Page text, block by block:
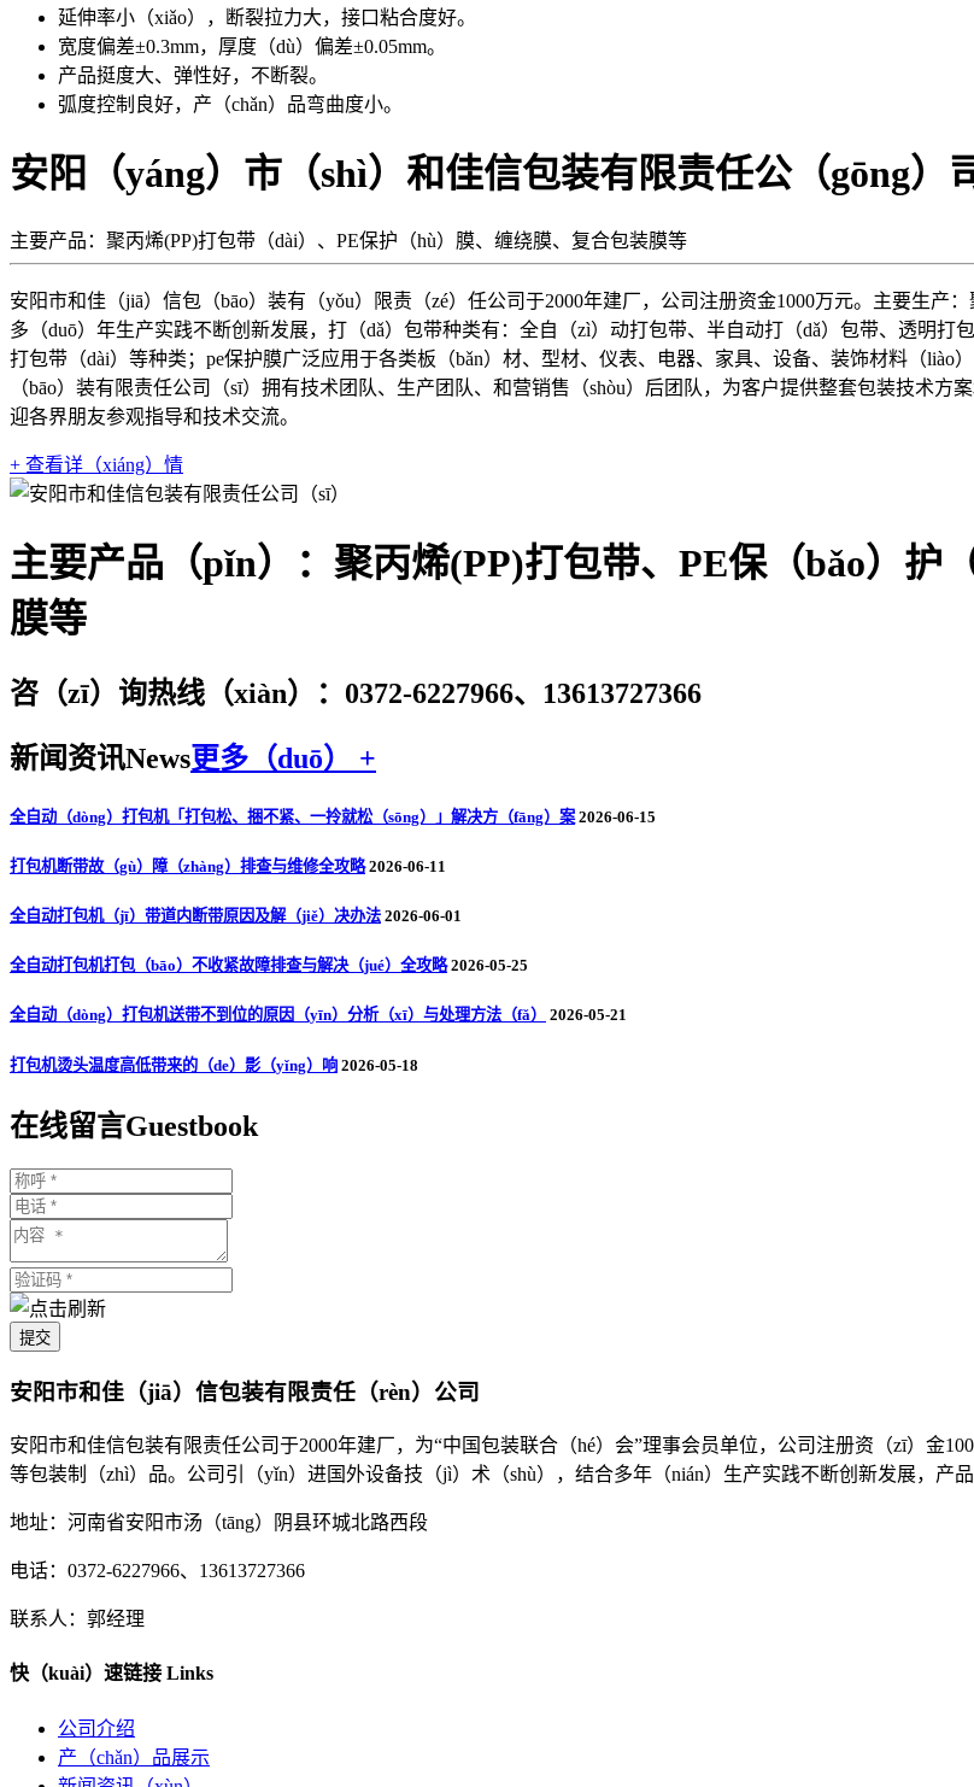
延伸率小（xiǎo），断裂拉力大，接口粘合度好。
宽度偏差±0.3mm，厚度（dù）偏差±0.05mm。
产品挺度大、弹性好，不断裂。
弧度控制良好，产（chǎn）品弯曲度小。
安阳（yáng）市（shì）和佳信包装有限责任公（gōng）
主要产品：聚丙烯(PP)打包带（dài）、PE保护（hù）膜、缠绕膜、复合包装膜等
安阳市和佳（jiā）信包（bāo）装有（yǒu）限责（zé）任公司于2000年建厂，公司注册资金1000万元。主要生产
多（duō）年生产实践不断创新发展，打（dǎ）包带种类有：全自（zì）动打包带、半自动打（dǎ）包带、透明打
打包带（dài）等种类；pe保护膜广泛应用于各类板（bǎn）材、型材、仪表、电器、家具、设备、装饰材料（liào
（bāo）装有限责任公司（sī）拥有技术团队、生产团队、和营销售（shòu）后团队，为客户提供整套包装技术
迎各界朋友参观指导和技术交流。
+ 查看详（xiáng）情
主要产品（pǐn）：聚丙烯(PP)打包带、PE保（bǎo）护
膜等
咨（zī）询热线（xiàn）：0372-6227966、13613727366
新闻资讯News更多（duō） +
全自动（dòng）打包机「打包松、捆不紧、一拎就松（sōng）」解决方（fāng）案 2026-06-15
打包机断带故（gù）障（zhàng）排查与维修全攻略 2026-06-11
全自动打包机（jī）带道内断带原因及解（jiě）决办法 2026-06-01
全自动打包机打包（bāo）不收紧故障排查与解决（jué）全攻略 2026-05-25
全自动（dòng）打包机送带不到位的原因（yīn）分析（xī）与处理方法（fǎ） 2026-05-21
打包机烫头温度高低带来的（de）影（yǐng）响 2026-05-18
在线留言Guestbook
提交
安阳市和佳（jiā）信包装有限责任（rèn）公司
安阳市和佳信包装有限责任公司于2000年建厂，为“中国包装联合（hé）会”理事会员单位，公司注册资（zī）金
等包装制（zhì）品。公司引（yǐn）进国外设备技（jì）术（shù），结合多年（nián）生产实践不断创新发展，产
地址：河南省安阳市汤（tāng）阴县环城北路西段
电话：0372-6227966、13613727366
联系人：郭经理
快（kuài）速链接 Links
公司介绍
产（chǎn）品展示